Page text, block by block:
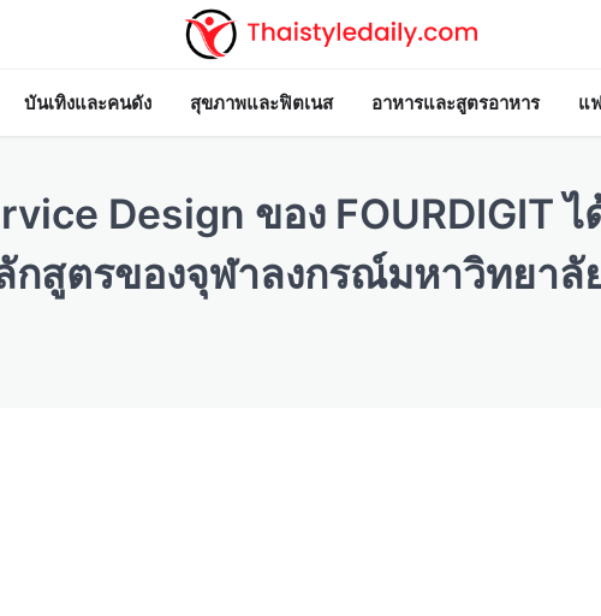
บันเทิงและคนดัง สุขภาพและฟิตเนส อาหารและสูตรอาหาร แ
Design ของ FOURDIGIT ไ
กสูตรของจุฬาลงกรณ์มหาวิทยาลั